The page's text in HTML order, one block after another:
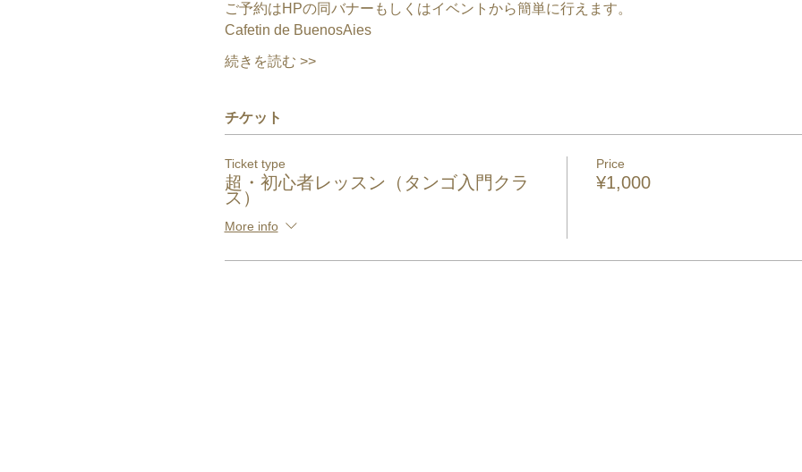
ご予約はHPの同バナーもしくはイベントから簡単に行えます。
Cafetin de BuenosAies
続きを読む >>
チケット
Ticket type
超・初心者レッスン（タンゴ入門クラ
ス）
More info
Price
¥1,000